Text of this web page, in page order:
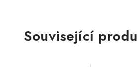
Související